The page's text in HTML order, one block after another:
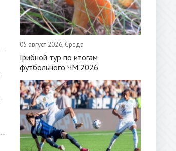
05 август 2026, Среда
Грибной тур по итогам
футбольного ЧМ 2026